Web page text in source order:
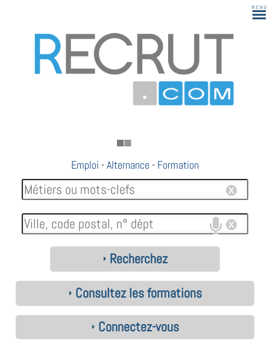
Emploi -Alternance - Formation
Recherchez
Consultez les formations
Connectez-vous